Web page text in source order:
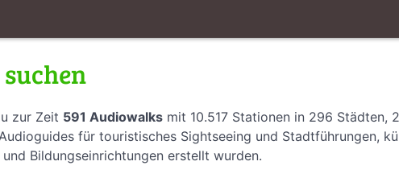
zur Zeit 591 Audiowalks mit 10.517 Stationen in 296 Städten,
für touristisches Sightseeing und Stadtführungen,
Bildungseinrichtungen erstellt wurden.